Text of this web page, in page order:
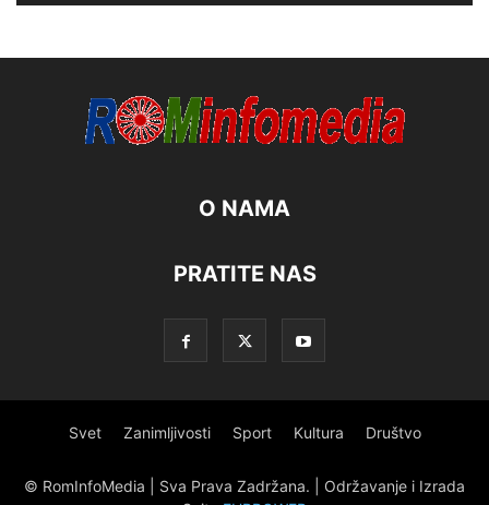
O NAMA
PRATITE NAS
Svet Zanimljivosti Sport Kultura Društvo
© RomInfoMedia | Sva Prava Zadržana. | Održavanje i Izrada